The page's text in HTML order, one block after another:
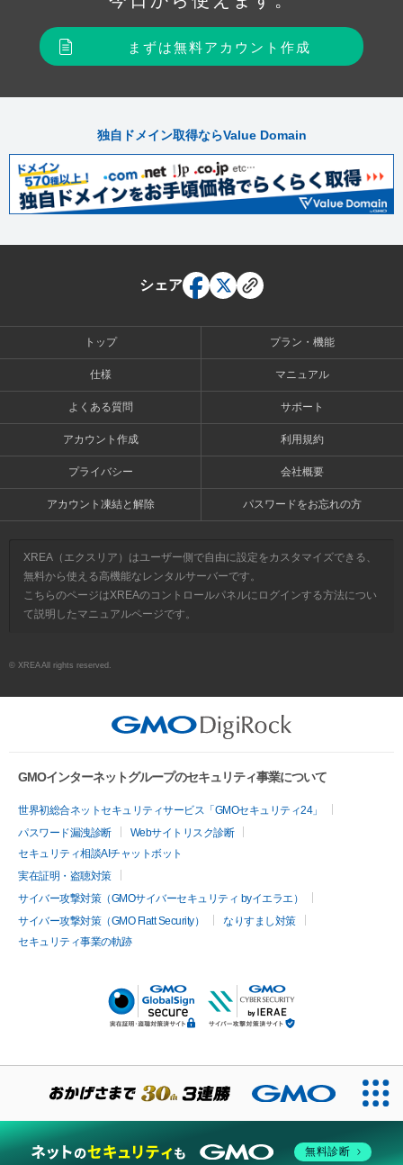
まずは無料アカウント作成
独自ドメイン取得ならValue Domain
シェア
トップ プラン・機能
仕様 マニュアル
よくある質問 サポート
アカウント作成 利用規約
プライバシー 会社概要
アカウント凍結と解除 パスワードをお忘れの方
XREA（エクスリア）はユーザー側で自由に設定をカスタマイズできる、
無料から使える高機能なレンタルサーバーです。
こちらのページはXREAのコントロールパネルにログインする方法につい
て説明したマニュアルページです。
© XREA All rights reserved.
GMOインターネットグループのセキュリティ事業について
世界初総合ネットセキュリティサービス「GMOセキュリティ24」
パスワード漏洩診断
Webサイトリスク診断
セキュリティ相談AIチャットボット
実在証明・盗聴対策
サイバー攻撃対策（GMOサイバーセキュリティ byイエラエ）
サイバー攻撃対策（GMO Flatt Security）
なりすまし対策
セキュリティ事業の軌跡
無料診断